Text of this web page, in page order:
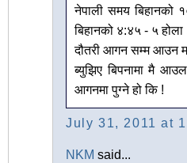
नेपाली समय बिहानको
बिहानको ४:४५ - ५ होला
दौतरी आगन सम्म आउन
ब्युझिए बिपनामा मै
आगनमा पुग्ने हो कि !
July 31, 2011 at
NKM said...